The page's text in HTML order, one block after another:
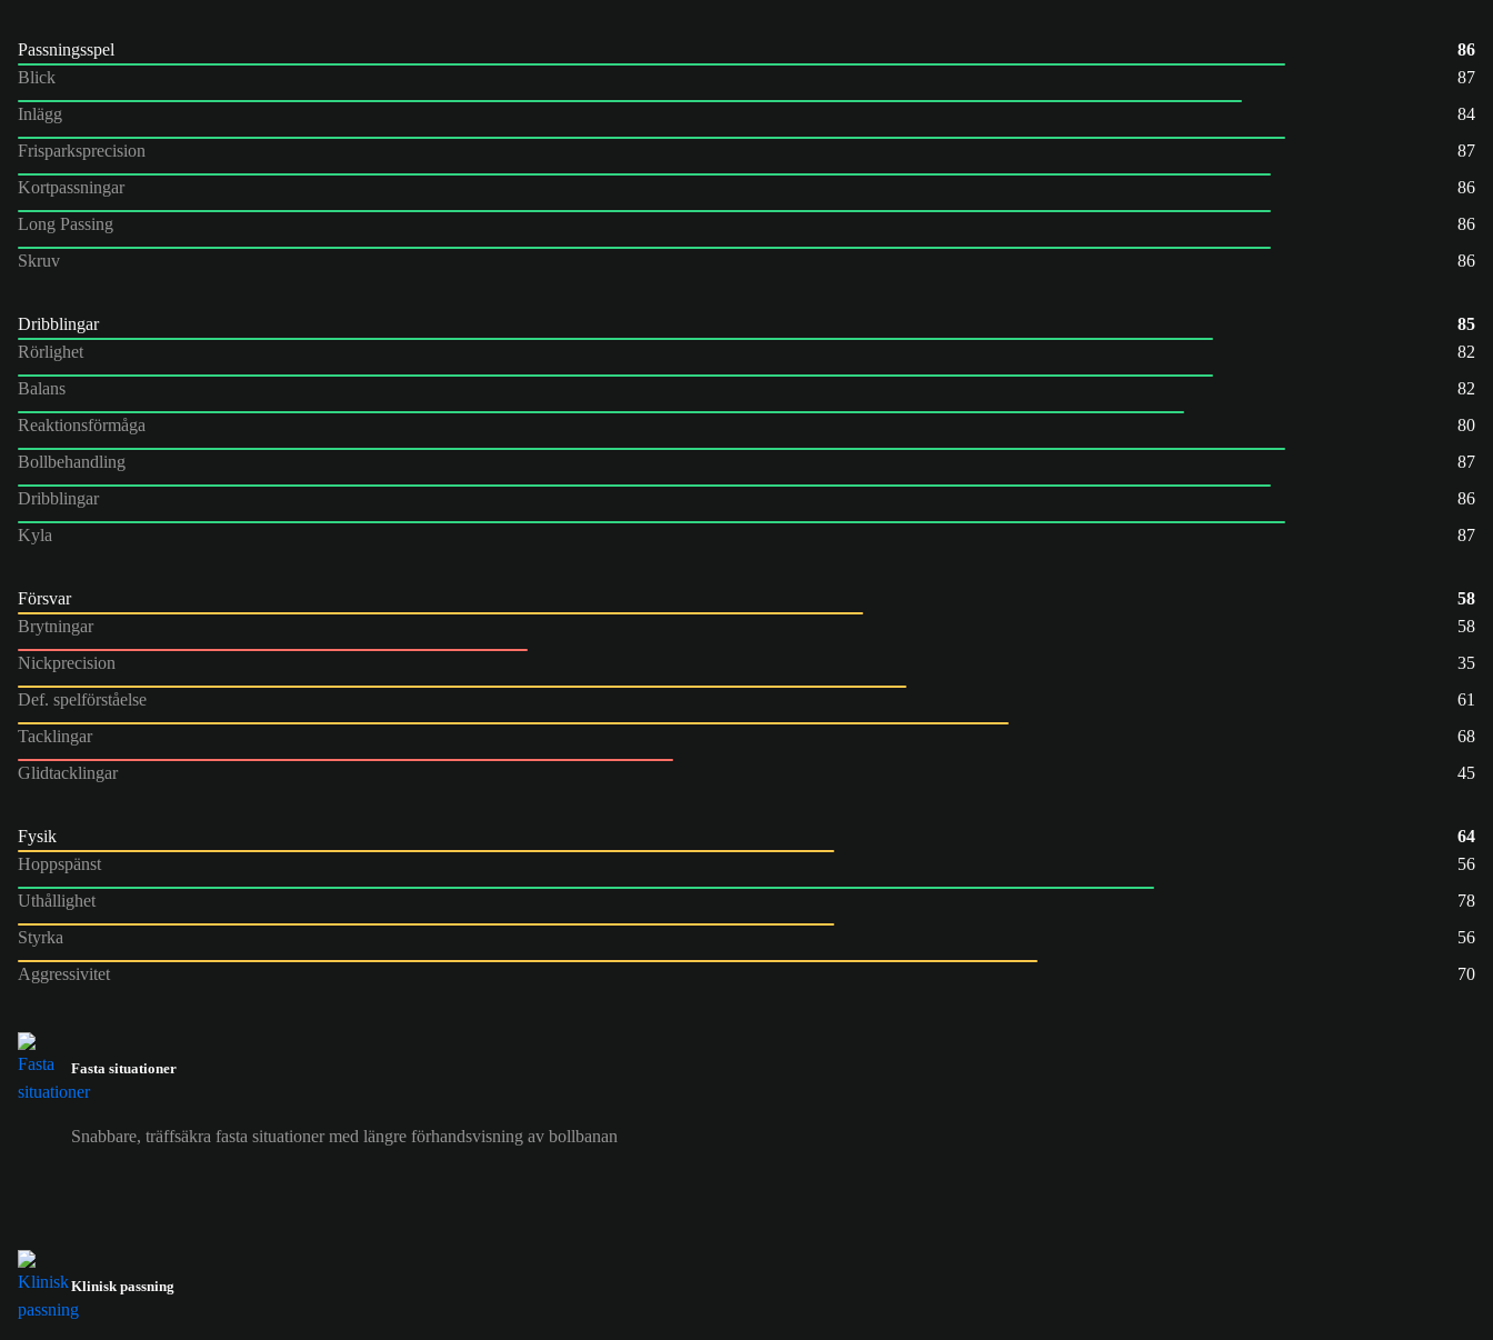
Passningsspel
86
Blick
87
Inlägg
84
Frisparksprecision
87
Kortpassningar
86
Long Passing
86
Skruv
86
Dribblingar
85
Rörlighet
82
Balans
82
Reaktionsförmåga
80
Bollbehandling
87
Dribblingar
86
Kyla
87
Försvar
58
Brytningar
58
Nickprecision
35
Def. spelförståelse
61
Tacklingar
68
Glidtacklingar
45
Fysik
64
Hoppspänst
56
Uthållighet
78
Styrka
56
Aggressivitet
70
Fasta situationer
Snabbare, träffsäkra fasta situationer med längre förhandsvisning av bollbanan
Klinisk passning